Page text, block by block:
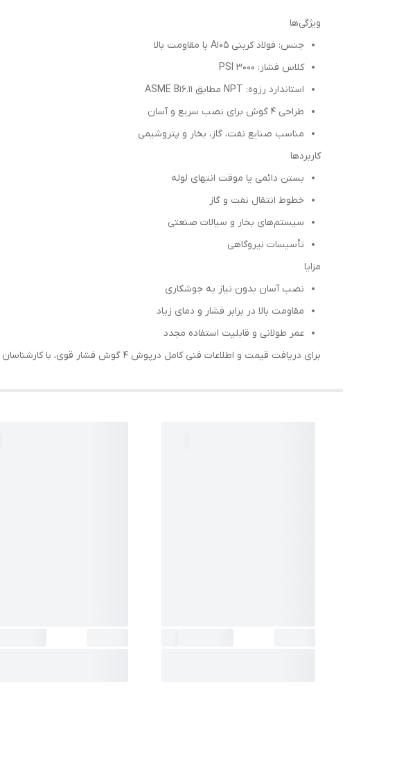
ویژگی‌ها
جنس: فولاد کربنی A105 با مقاومت بالا
کلاس فشار: 3000 PSI
استاندارد رزوه: NPT مطابق ASME B16.11
طراحی 4 گوش برای نصب سریع و آسان
مناسب صنایع نفت، گاز، بخار و پتروشیمی
کاربردها
بستن دائمی یا موقت انتهای لوله
خطوط انتقال نفت و گاز
سیستم‌های بخار و سیالات صنعتی
تأسیسات نیروگاهی
مزایا
نصب آسان بدون نیاز به جوشکاری
مقاومت بالا در برابر فشار و دمای زیاد
عمر طولانی و قابلیت استفاده مجدد
برای دریافت قیمت و اطلاعات فنی کامل درپوش 4 گوش فشار قوی، با کارشناسان